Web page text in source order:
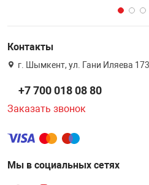
Контакты
г. Шымкент, ул. Гани Иляева 173
+7 700 018 08 80
Заказать звонок
Мы в социальных сетях